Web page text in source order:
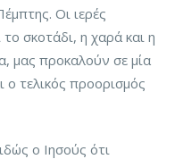
Οι ιερές
σκοτάδι, η χαρά και η
μας προκαλούν σε μία
ο τελικός προορισμός
ο Ιησούς ότι